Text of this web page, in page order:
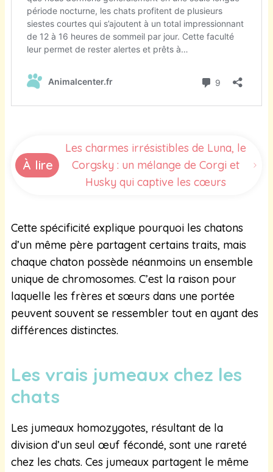
À lire
Les charmes irrésistibles de Luna, le
Corgsky : un mélange de Corgi et
Husky qui captive les cœurs
Cette spécificité explique pourquoi les chatons
d’un même père partagent certains traits, mais
chaque chaton possède néanmoins un ensemble
unique de chromosomes. C’est la raison pour
laquelle les frères et sœurs dans une portée
peuvent souvent se ressembler tout en ayant des
différences distinctes.
Les vrais jumeaux chez les
chats
Les jumeaux homozygotes, résultant de la
division d’un seul œuf fécondé, sont une rareté
chez les chats. Ces jumeaux partagent le même